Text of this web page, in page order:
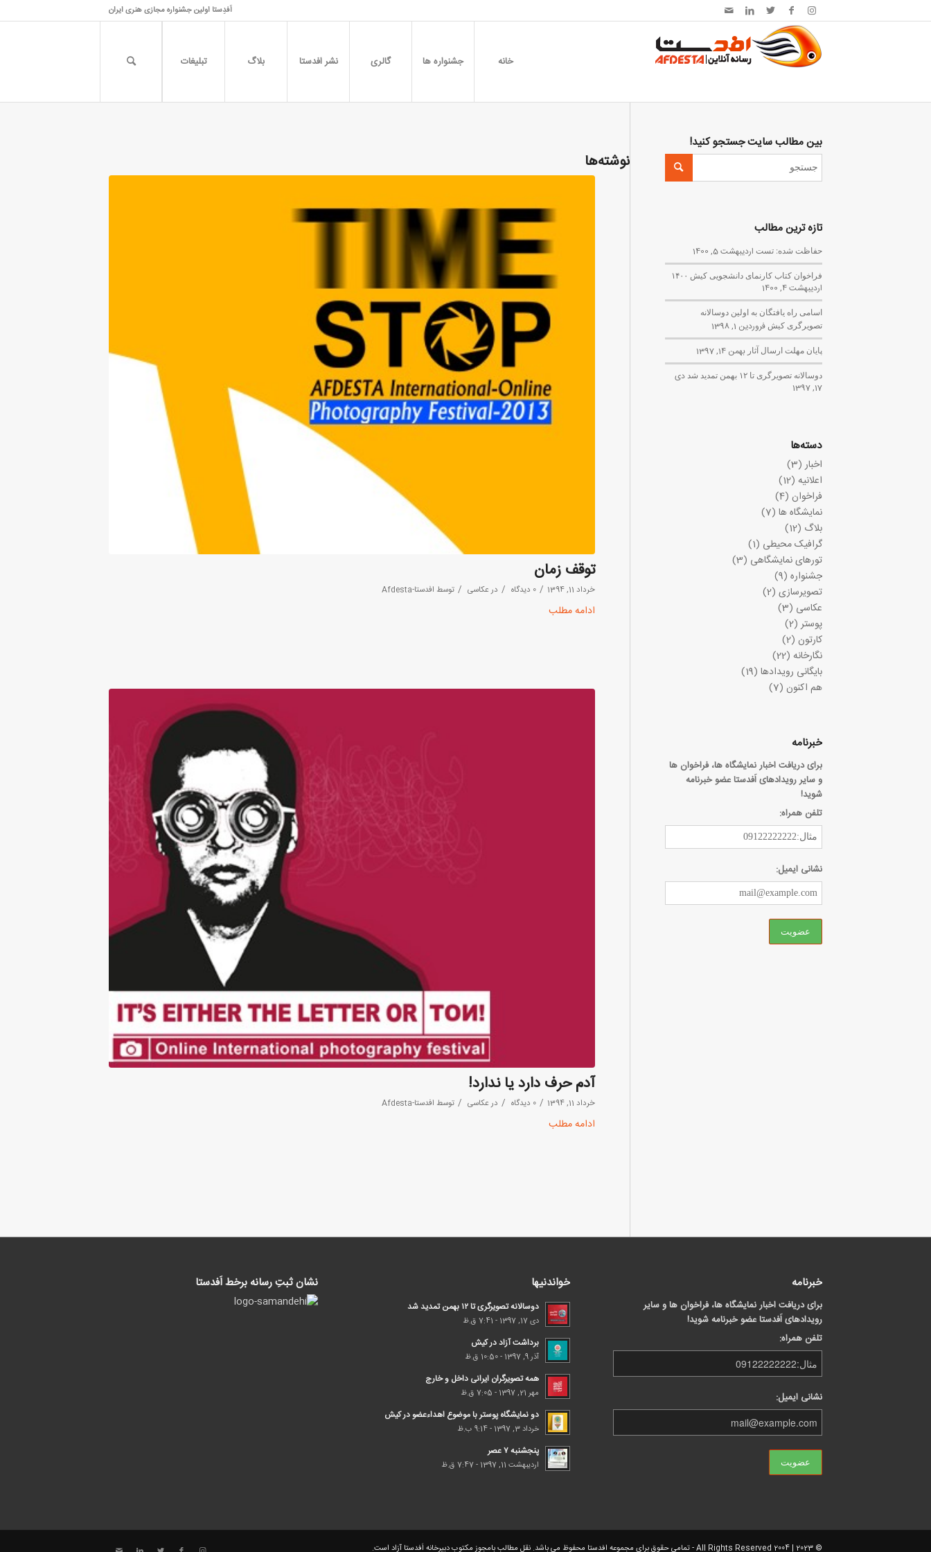
اَفدِستا اولین جشنواره مجازی هنری ایران
خانه جشنواره ها گالری نشر افدستا بلاگ تبلیغات
نوشته‌ها
توقف زمان
خرداد 11, 1394 / 0 دیدگاه / درعکاسی / توسط افدستا-Afdesta
ادامه مطلب
آدم حرف دارد یا ندارد!
خرداد 11, 1394 / 0 دیدگاه / در عکاسی / توسط افدستا-Afdesta
ادامه مطلب
بین مطالب سایت جستجو کنید!
تازه ترین مطالب
حفاظت شده: تست اردیبهشت 5, 1400
فراخوان کتاب کارنمای دانشجویی کیش ۱۴۰۰
اردیبهشت 4, 1400
اسامی راه یافتگان به اولین دوسالانه
تصویرگری کیش فروردین 1, 1398
پایان مهلت ارسال آثار بهمن 14, 1397
دوسالانه تصویرگری تا ۱۲ بهمن تمدید شد
دی
17, 1397
دسته‌ها
اخبار(3)
اعلانیه (12)
فراخوان (4)
نمایشگاه ها (7)
بلاگ (12)
گرافیک محیطی (1)
تورهای نمایشگاهی (3)
جشنواره (9)
تصویرسازی (2)
عکاسی (3)
پوستر(2)
کارتون (2)
نگارخانه (22)
بایگانی رویدادها (19)
هم اکنون (7)
خبرنامه
برای دریافت اخبار نمایشگاه ها، فراخوان ها
و سایر رویدادهای اَفدستا عضو خبرنامه
شوید!
تلفن همراه:
نشانی ایمیل:
خبرنامه
برای دریافت اخبار نمایشگاه ها، فراخوان ها و سایر
رویدادهای اَفدستا عضو خبرنامه شوید!
تلفن همراه:
نشانی ایمیل:
خواندنیها
دوسالانه تصویرگری تا ۱۲ بهمن تمدید شد
دی 17, 1397 - 7:41 ق.ظ
برداشت آزاد در کیش
آذر 9, 1397 - 10:50 ق.ظ
همه تصویرگران ایرانی داخل و خارج
مهر 21, 1397 - 7:05 ق.ظ
دو نمایشگاه پوستر با موضوع اهداء‌عضو در کیش
خرداد 3, 1397 - 9:14 ب.ظ
پنجشنبه ۷ عصر
اردیبهشت 11, 1397 - 7:47 ق.ظ
نشان ثبتِ رسانه برخط اَفدستا
© 2023 | 2004 All Rights Reserved - تمامی حقوق برای مجموعه افدستا محفوظ می باشد. نقل مطالب بامجوز مکتوب دبیرخانه اَفدستا آزاد است.